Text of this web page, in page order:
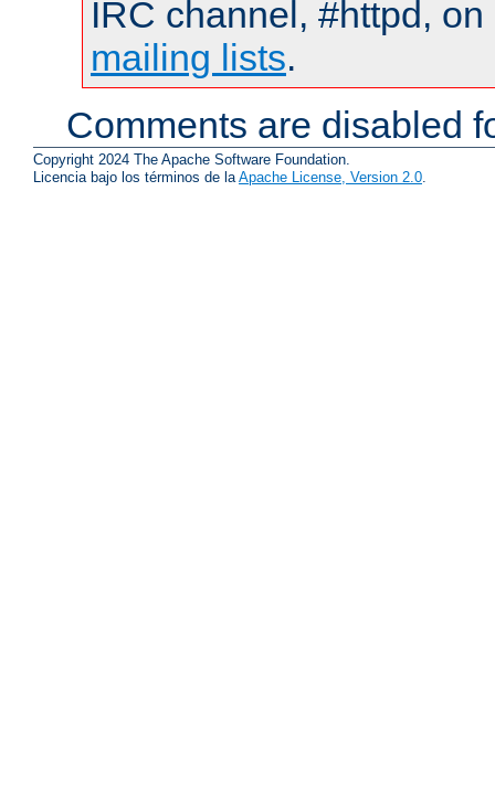
IRC channel, #httpd,
mailing lists.
Comments are disabled
Copyright 2024 The Apache Software Foundation.
Licencia bajo los términos de la Apache License, Version 2.0